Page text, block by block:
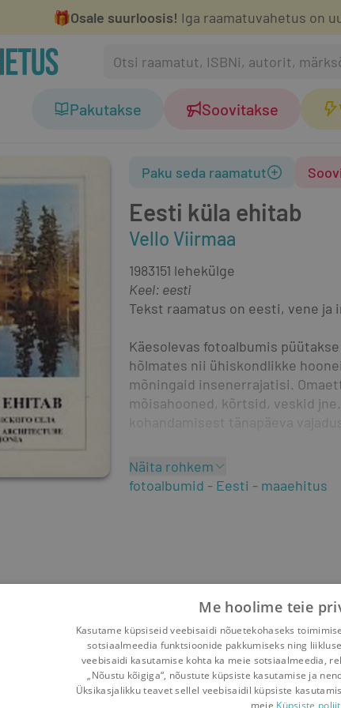
🎁Osale suurloosis! Iga raamatuvahetus on
Pakutakse Soovitakse
Eesti küla ehitab
Vello Viirmaa
Paku seda raamatut
1983151 lehekülge
Keel: eesti
Tekst raamatus on eesti, vene ja
Käesolevas fotoalbumis
hõlmates nii ühiskondlikke
mõningaid insenerrajatisi.
mõisahooned, kõrtsid, veskid
Näita rohkem
fotoalbumid
Eesti maaehitus
Me hoolime teie
Kasutame küpsiseid veebisaidi nõuetekohaseks
sotsiaalmeedia funktsioonide pakkumiseks ning
veebisaidi kasutamise kohta ka meie sotsiaalmeedia,
„Nõustu kõigiga“, nõustute küpsiste kasutamise ja
Üksikasjalikku teavet sellel veebisaidil küpsiste
meie Küpsiste